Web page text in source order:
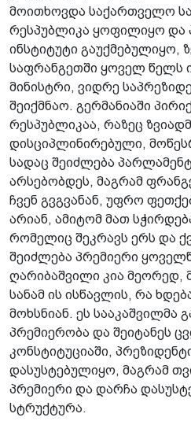
მოითხოვდა საქართველო
რესპუბლიკა ყოფილიყო და
ინსტიტუტი გაუქმებულიყო,
საფრანგეთში ყოველ წელს
მინისტრი, ვიდრე
შეიქმნაო. გერმანიაში
რესპუბლიკაა, რაზეც
დისციპლინირებული,
სადაც შეიძლება
არსებობდეს, მაგრამ
ჩვენ გვგვანან, უფრო
არიან, ამიტომ მათ
რომელიც შეკრავს ერს და
შეიძლება პრემიერი
ღარიბაშვილი კია მე­ორედ,
სანამ ის ისწავლის, რა
მოხ­სნიან­. ეს სააკაშვილმა
პრემიერობა და შეიტანეს
კონსტიტუციაში,
დასუსტებულიყო, მაგრამ
პრემიერი და დარჩა
სტრუქტურა.